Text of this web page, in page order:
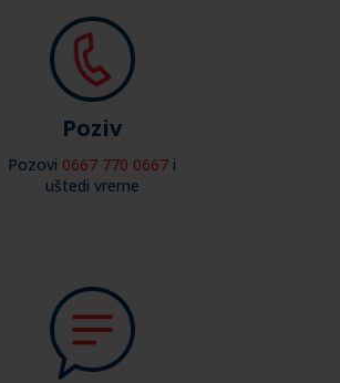
Poziv
Pozovi 0667 770 0667 i
uštedi vreme